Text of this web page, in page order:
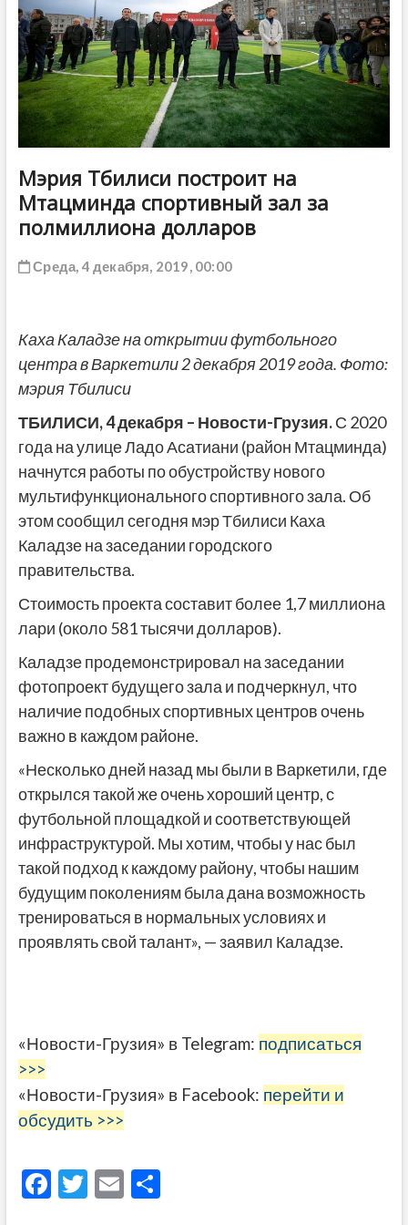
Мэрия Тбилиси построит на
Мтацминда спортивный зал за
полмиллиона долларов
Среда, 4 декабря, 2019, 00:00
Каха Каладзе на открытии футбольного
центра в Варкетили 2 декабря 2019 года. Фото:
мэрия Тбилиси
ТБИЛИСИ,4 декабря – Новости-Грузия.С 2020
года на улице Ладо Асатиани (район Мтацминда)
начнутся работы по обустройству нового
мультифункционального спортивного зала. Об
этом сообщил сегодня мэр Тбилиси Каха
Каладзе на заседании городского
правительства.
Стоимость проекта составит более 1,7 миллиона
лари (около 581 тысячи долларов).
Каладзе продемонстрировал на заседании
фотопроект будущего зала и подчеркнул, что
наличие подобных спортивных центров очень
важно в каждом районе.
«Несколько дней назад мы были в Варкетили, где
открылся такой же очень хороший центр, с
футбольной площадкой и соответствующей
инфраструктурой. Мы хотим, чтобы у нас был
такой подход к каждому району, чтобы нашим
будущим поколениям была дана возможность
тренироваться в нормальных условиях и
проявлять свой талант», — заявил Каладзе.
«Новости-Грузия» в Telegram: подписаться
>>>
«Новости-Грузия» в Facebook: перейти и
обсудить >>>
F T E О